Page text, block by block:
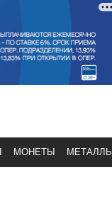
МОНЕТЫ МЕТАЛЛЫ